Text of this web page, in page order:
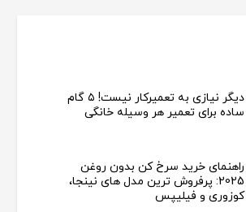
دیگر نیازی به تعمیرکار نیست! ۵ گام
ساده برای تعمیر هر وسیله خانگی
راهنمای خرید سرخ کن بدون روغن
2025: پرفروش ترین مدل های نینجا،
کوزوری و فیلیپس